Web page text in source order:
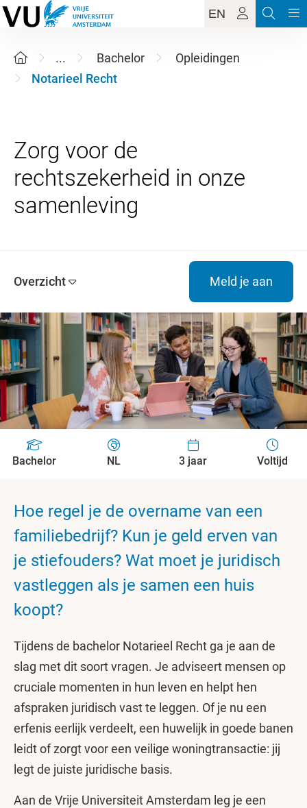
EN
... Bachelor
Opleidingen
Notarieel Recht
Zorg voor de
rechtszekerheid in onze
Overzicht Meld je aan
Bachelor NL 3 jaar Voltijd
Hoe regel je de overname van een
familiebedrijf? Kun je geld erven van
je stiefouders? Wat moet je juridisch
vastleggen als je samen een huis
koopt?
Tijdens de bachelor Notarieel Recht ga je aan de
slag met dit soort vragen. Je adviseert mensen op
cruciale momenten in hun leven en helpt hen
afspraken juridisch vast te leggen. Of je nu een
erfenis eerlijk verdeelt, een huwelijk in goede banen
leidt of zorgt voor een veilige woningtransactie: jij
legt de juiste juridische basis.
Aan de Vrije Universiteit Amsterdam leg je een